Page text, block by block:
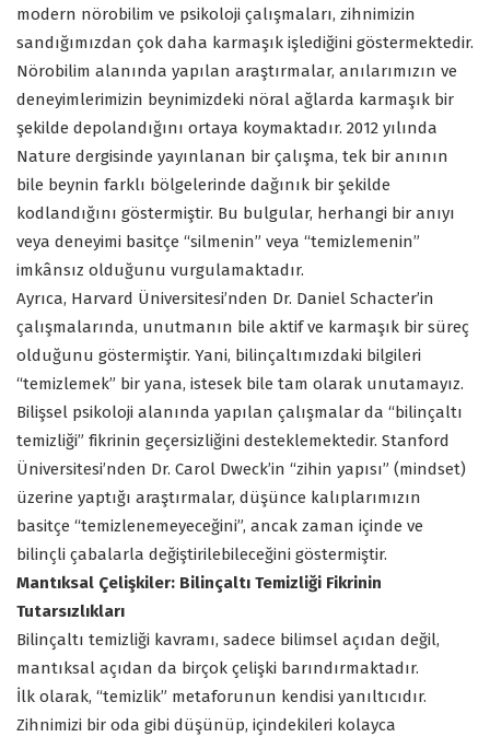
modern nörobilim ve psikoloji çalışmaları, zihnimizin
sandığımızdan çok daha karmaşık işlediğini göstermektedir.
Nörobilim alanında yapılan araştırmalar, anılarımızın ve
deneyimlerimizin beynimizdeki nöral ağlarda karmaşık bir
şekilde depolandığını ortaya koymaktadır. 2012 yılında
Nature dergisinde yayınlanan bir çalışma, tek bir anının
bile beynin farklı bölgelerinde dağınık bir şekilde
kodlandığını göstermiştir. Bu bulgular, herhangi bir anıyı
veya deneyimi basitçe “silmenin” veya “temizlemenin”
imkânsız olduğunu vurgulamaktadır.
Ayrıca, Harvard Üniversitesi’nden Dr. Daniel Schacter’in
çalışmalarında, unutmanın bile aktif ve karmaşık bir süreç
olduğunu göstermiştir. Yani, bilinçaltımızdaki bilgileri
“temizlemek” bir yana, istesek bile tam olarak unutamayız.
Bilişsel psikoloji alanında yapılan çalışmalar da “bilinçaltı
temizliği” fikrinin geçersizliğini desteklemektedir. Stanford
Üniversitesi’nden Dr. Carol Dweck’in “zihin yapısı” (mindset)
üzerine yaptığı araştırmalar, düşünce kalıplarımızın
basitçe “temizlenemeyeceğini”, ancak zaman içinde ve
bilinçli çabalarla değiştirilebileceğini göstermiştir.
Mantıksal Çelişkiler: Bilinçaltı Temizliği Fikrinin
Tutarsızlıkları
Bilinçaltı temizliği kavramı, sadece bilimsel açıdan değil,
mantıksal açıdan da birçok çelişki barındırmaktadır.
İlk olarak, “temizlik” metaforunun kendisi yanıltıcıdır.
Zihnimizi bir oda gibi düşünüp, içindekileri kolayca